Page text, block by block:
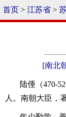
首页 > 江苏省 >
[南北
陆倕（470-
人。南朝大臣，